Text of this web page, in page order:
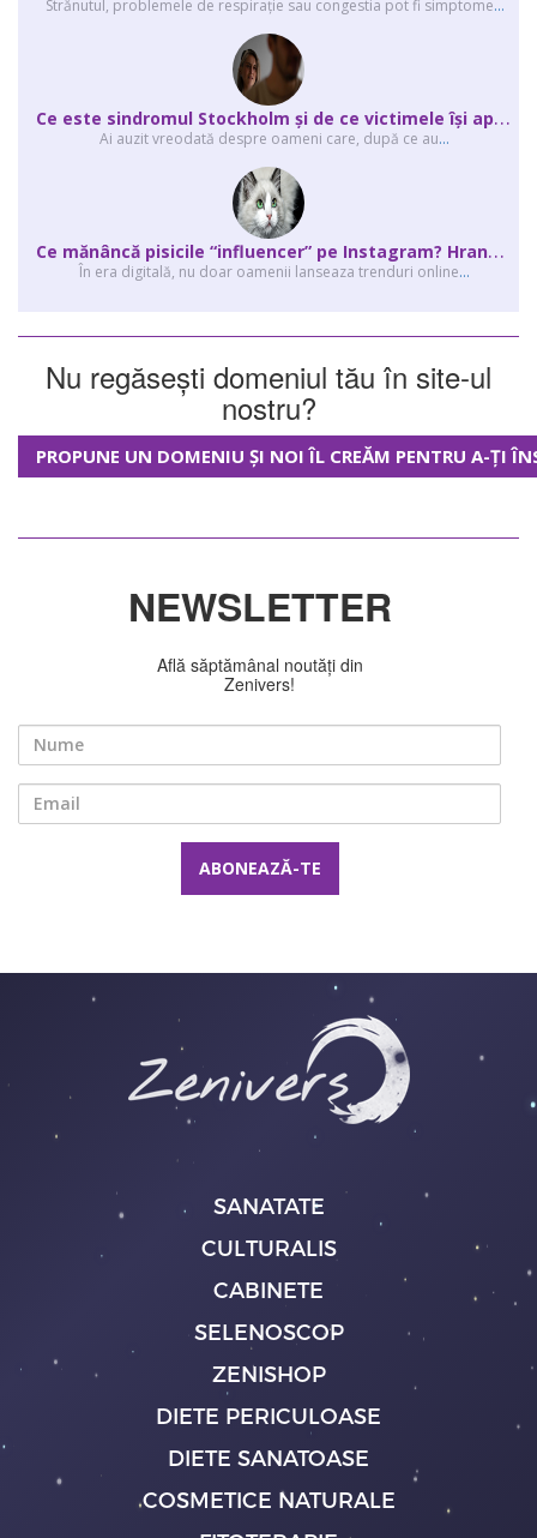
Strănutul, problemele de respirație sau congestia pot fi simptome...
C
e este sindromul Stockholm și de ce victimele își apără agresorii.
Ai auzit vreodată despre oameni care, după ce au...
C
e mănâncă pisicile “influencer” pe Instagram? Hrana lor virală
În era digitală, nu doar oamenii lanseaza trenduri online...
Nu regăsești domeniul tău în site-ul
nostru?
PROPUNE UN DOMENIU ȘI NOI ÎL CREĂM PENTRU A-ȚI
NEWSLETTER
Află săptămânal noutăți din
Zenivers!
SANATATE
CULTURALIS
CABINETE
SELENOSCOP
ZENISHOP
DIETE PERICULOASE
DIETE SANATOASE
COSMETICE NATURALE